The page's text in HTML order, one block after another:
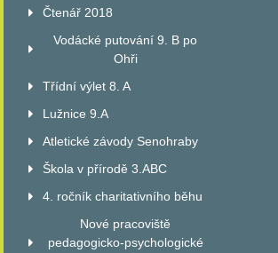
Čtenář 2018
Vodácké putování 9. B po
Ohři
Třídní výlet 8. A
Lužnice 9.A
Atletické závody Senohraby
Škola v přírodě 3.ABC
4. ročník charitativního běhu
Nové pracoviště
pedagogicko-psychologické